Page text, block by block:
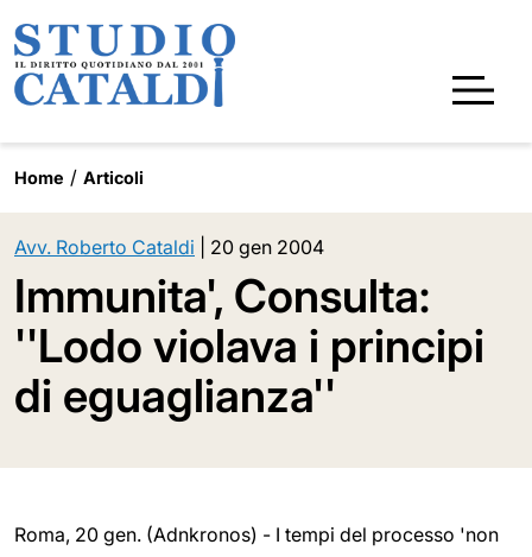
Home Articoli
Avv. Roberto Cataldi 20 gen 2004
Immunita', Consulta:
''Lodo violava i principi
di eguaglianza''
Roma, 20 gen. (Adnkronos) - I tempi del processo 'non